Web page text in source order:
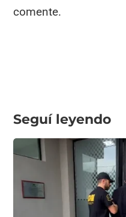
comente.
Seguí leyendo